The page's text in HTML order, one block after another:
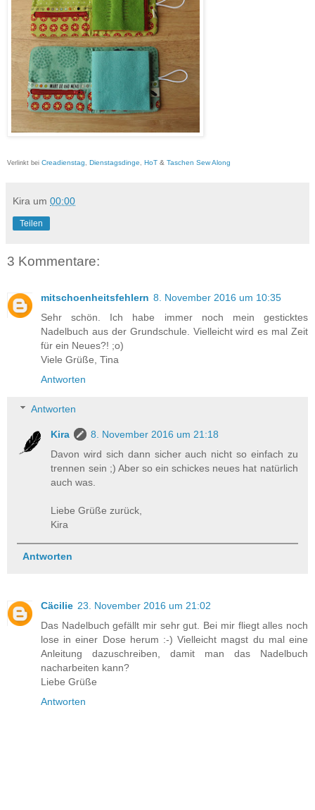
Verlinkt bei Creadienstag Dienstagsdinge HoT & Taschen Sew Along
Kira um 00:00
Teilen
3 Kommentare:
mitschoenheitsfehlern 8. November 2016 um 10:35
Sehr schön. Ich habe immer noch mein gesticktes
Nadelbuch aus der Grundschule. Vielleicht wird es mal Zeit
für ein Neues?! ;o)
Viele Grüße, Tina
Antworten
Antworten
Kira
8. November 2016 um 21:18
Davon wird sich dann sicher auch nicht so einfach zu
trennen sein ;) Aber so ein schickes neues hat natürlich
auch was.
Liebe Grüße zurück,
Kira
Antworten
Cäcilie 23. November 2016 um 21:02
Das Nadelbuch gefällt mir sehr gut. Bei mir fliegt alles noch
lose in einer Dose herum :-) Vielleicht magst du mal eine
Anleitung dazuschreiben, damit man das Nadelbuch
nacharbeiten kann?
Liebe Grüße
Antworten